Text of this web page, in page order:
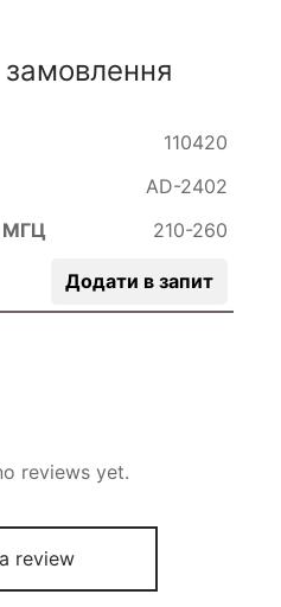
110420
AD-2402
210-260
Додати в запит
reviews yet.
review